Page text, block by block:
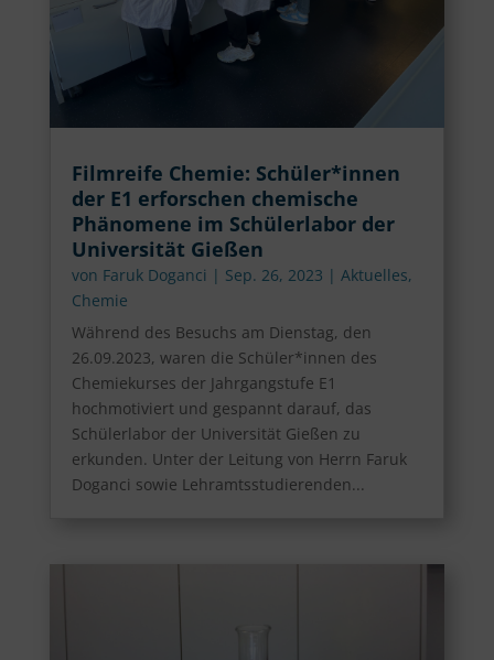
Filmreife Chemie: Schüler*innen
der E1 erforschen chemische
Phänomene im Schülerlabor der
Universität Gießen
von Faruk Doganci | Sep. 26, 2023 | Aktuelles,
Chemie
Während des Besuchs am Dienstag, den
26.09.2023, waren die Schüler*innen des
Chemiekurses der Jahrgangstufe E1
hochmotiviert und gespannt darauf, das
Schülerlabor der Universität Gießen zu
erkunden. Unter der Leitung von Herrn Faruk
Doganci sowie Lehramtsstudierenden...